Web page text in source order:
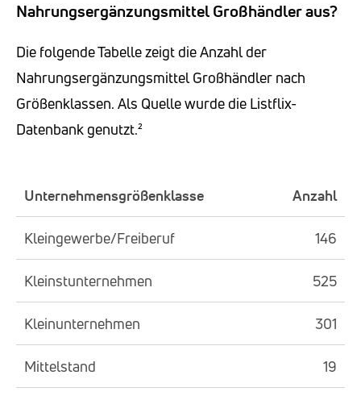
Nahrungsergänzungsmittel Großhändler aus?
Die folgende Tabelle zeigt die Anzahl der
Nahrungsergänzungsmittel Großhändler nach
Größenklassen. Als Quelle wurde die Listflix-
Datenbank genutzt.²
Unternehmensgrößenklasse Anzahl
Kleingewerbe/Freiberuf 146
Kleinstunternehmen 525
Kleinunternehmen 301
Mittelstand 19